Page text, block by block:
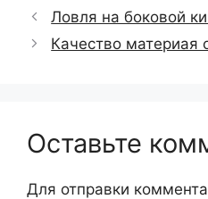
Ловля на боковой
Качество
Оставьте
Для отправки